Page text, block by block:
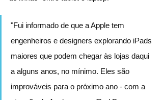
"Fui informado de que a Apple tem
engenheiros e designers explorando iPads
maiores que podem chegar às lojas daqui
a alguns anos, no mínimo. Eles são
improváveis ​​para o próximo ano - com a